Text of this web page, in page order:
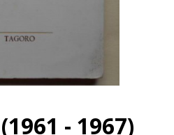
- 1967)